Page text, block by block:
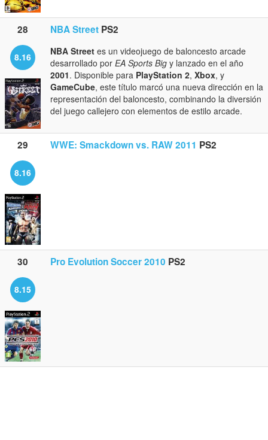
28 NBA Street PS2
8.16 NBA Street es un videojuego de baloncesto arcade
desarrollado por EA Sports Big y lanzado en el año
2001. Disponible para PlayStation 2, Xbox, y
GameCube, este título marcó una nueva dirección en la
representación del baloncesto, combinando la diversión
del juego callejero con elementos de estilo arcade.
29 WWE: Smackdown vs. RAW 2011 PS2
8.16
30 Pro Evolution Soccer 2010 PS2
8.15